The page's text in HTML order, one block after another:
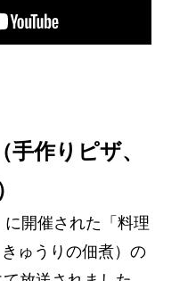
手作りピザ、
開催された「料理
ゅうりの佃煮）の